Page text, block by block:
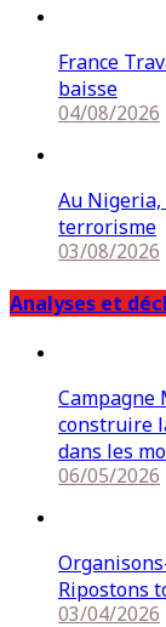
France
baisse
04/08/2026
Au
terrorisme
03/08/2026
Analyses et
Campagne
construire
dans les
06/05/2026
Ripostons
03/04/2026